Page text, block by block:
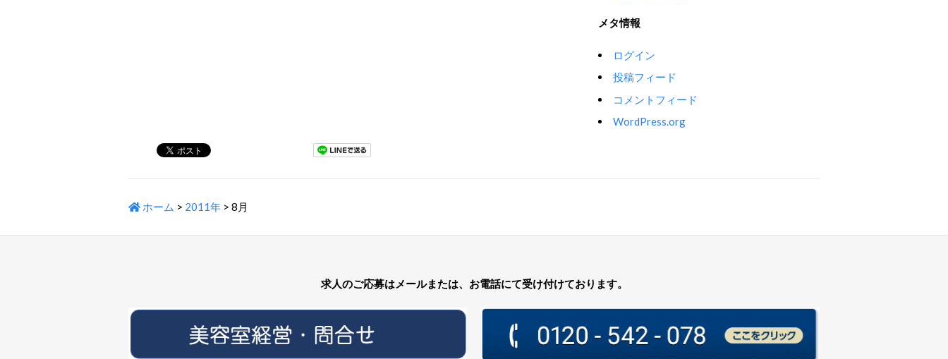
メタ情報
ログイン
投稿フィード
コメントフィード
WordPress.org
ホーム > 2011年> 8月
求人のご応募はメールまたは、お電話にて受け付けております。